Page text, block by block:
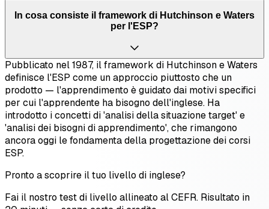
In cosa consiste il framework di Hutchinson e Waters
per l'ESP?
Pubblicato nel 1987, il framework di Hutchinson e Waters
definisce l'ESP come un approccio piuttosto che un
prodotto — l'apprendimento è guidato dai motivi specifici
per cui l'apprendente ha bisogno dell'inglese. Ha
introdotto i concetti di 'analisi della situazione target' e
'analisi dei bisogni di apprendimento', che rimangono
ancora oggi le fondamenta della progettazione dei corsi
ESP.
Pronto a scoprire il tuo livello di inglese?
Fai il nostro test di livello allineato al CEFR. Risultato in